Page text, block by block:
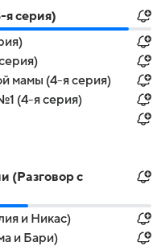
серия)
мамы (4-я серия)
(4-я серия)
(Разговор с
и Никас)
и Бари)